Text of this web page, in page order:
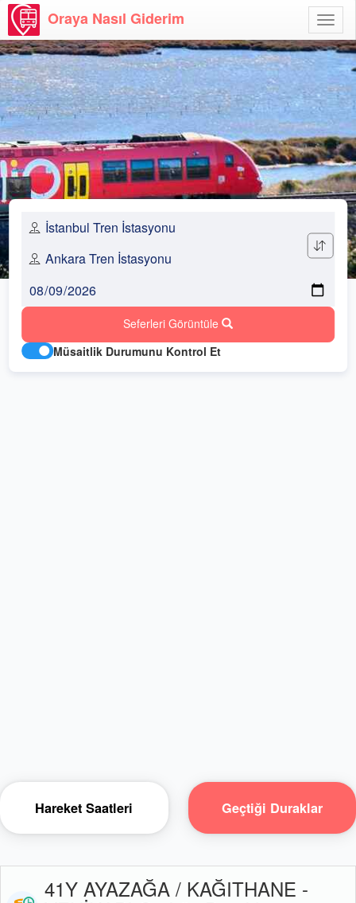
Aç
Oraya Nasıl Giderim
Seferleri Görüntüle
Müsaitlik Durumunu Kontrol Et
Hareket Saatleri Geçtiği Duraklar
41Y AYAZAĞA / KAĞITHANE -